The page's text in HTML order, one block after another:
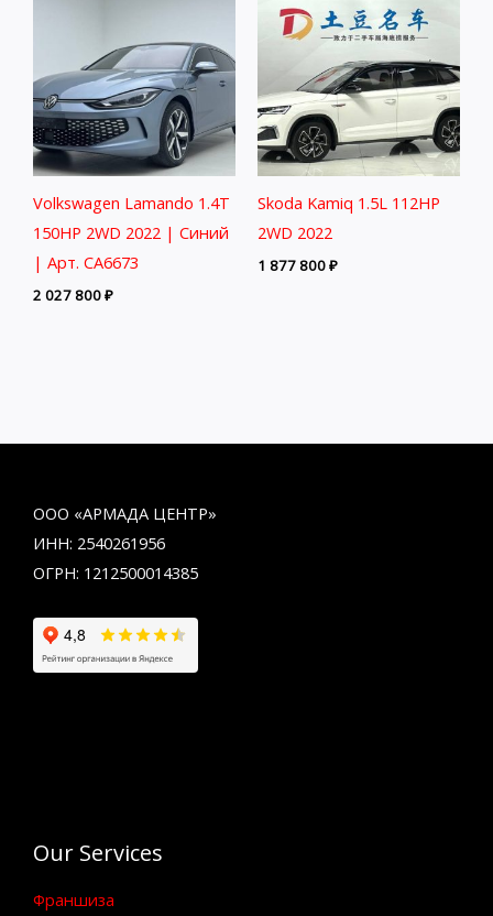
Volkswagen Lamando 1.4T
150HP 2WD 2022 | Синий
| Арт. CA6673
2 027 800₽
Skoda Kamiq 1.5L 112HP
2WD 2022
1 877 800₽
ООО «АРМАДА ЦЕНТР»
ИНН: 2540261956
ОГРН: 1212500014385
Our Services
Франшиза